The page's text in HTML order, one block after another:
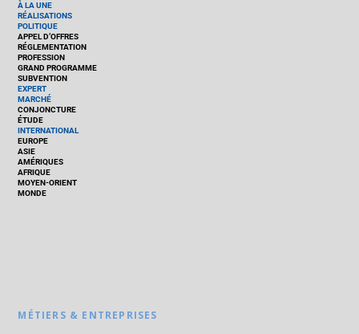
À LA UNE
RÉALISATIONS
POLITIQUE
APPEL D’OFFRES
RÉGLEMENTATION
PROFESSION
GRAND PROGRAMME
SUBVENTION
EXPERT
MARCHÉ
CONJONCTURE
ÉTUDE
INTERNATIONAL
EUROPE
ASIE
AMÉRIQUES
AFRIQUE
MOYEN-ORIENT
MONDE
MÉTIERS & ENTREPRISES